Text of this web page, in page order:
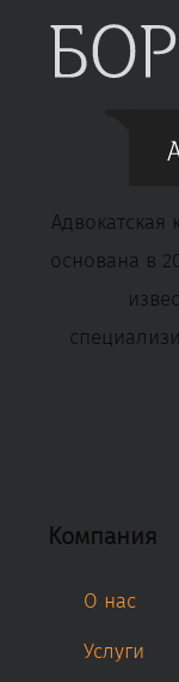
основана в
Компания
О нас
Услуги